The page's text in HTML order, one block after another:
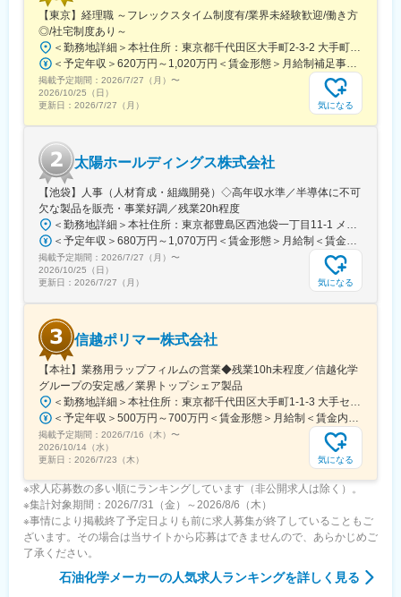
・事業内容：商品・サービス・ネットワークを通じたソリューシ
ョンビジネス開発・展開、自動車タイヤ・チューブ・フラップの
販売、自動車関連部品及び用品の販売
・勤務地：
東京都小平市小川東町三丁目1番1号 B-Trinityビル
北海道札幌市中央区南7条西1丁目21番1号 第3弘安ビル 3階
宮城県仙台市宮城野区榴岡4-6-1東武仙台第1ビル7F
大阪府大阪市西区北堀江三丁目12番23号 三木産業ビル6階
広島県広島市中区鉄砲町7番18号 東芝フコク生命ビル(10F)
福岡県福岡市博多区上牟田1-1-23
変更の範囲：会社の定める業務
【東京】経理職 ～フレックスタイム制度有/業界未経験歓迎/働き方
◎/社宅制度あり～
＜勤務地詳細＞本社住所：東京都千代田区大手町2-3-2 大手町プレイスイーストタワー10F勤務地最寄駅：地下鉄線／大手町駅受動喫煙対策：屋内喫煙可能場所あり変更の範囲：会社の定める事業所（リモートワーク含む）
＜予定年収＞620万円～1,020万円＜賃金形態＞月給制補足事項なし＜賃金内訳＞月額（基本給）：302,800円～428,000円その他固定手当/月：28,766円～40,660円＜月給＞331,566円～468,660円＜昇給有無＞有＜残業手当＞有＜給与補足＞■年収は前職・経験を考慮し当社規程に準じ決定■年収例：30歳/730万円（配偶者扶養）、35歳/920万円（配偶者・子ども1人扶養、持ち家）■賞与は業績連動のため毎年変動の可能性有（3.5～8.0ヶ月）賃金はあくまでも目安の金額であり、選考を通じて上下する可能性があります。月給(月額)は固定手当を含めた表記です。
掲載予定期間： 2026/7/27（月） 〜
2026/10/25（日）
更新日： 2026/7/27（月） 気になる
太陽ホールディングス株式会社
【池袋】人事（人材育成・組織開発）◇高年収水準／半導体に不可
欠な製品を販売・事業好調／残業20h程度
＜勤務地詳細＞本社住所：東京都豊島区西池袋一丁目11-1 メトロポリタンプラザビル16F勤務地最寄駅：各線／池袋駅受動喫煙対策：屋内全面禁煙変更の範囲：会社の定める事業所（リモートワーク含む）
＜予定年収＞680万円～1,070万円＜賃金形態＞月給制＜賃金内訳＞月額（基本給）：335,000円～530,000円＜月給＞335,000円～530,000円＜昇給有無＞有＜残業手当＞有＜給与補足＞※年収概算には想定残業時間20時間分を含む・2025年度 全社平均残業時間：20時間・残業代全額支給（管理監督職については対象外)・賞与6か月分（2025年度実績）賃金はあくまでも目安の金額であり、選考を通じて上下する可能性があります。月給(月額)は固定手当を含めた表記です。
掲載予定期間： 2026/7/27（月） 〜
2026/10/25（日）
更新日： 2026/7/27（月） 気になる
信越ポリマー株式会社
【本社】業務用ラップフィルムの営業◆残業10h未程度／信越化学
グループの安定感／業界トップシェア製品
＜勤務地詳細＞本社住所：東京都千代田区大手町1-1-3 大手センタービル勤務地最寄駅：JR線／神田駅受動喫煙対策：屋内全面禁煙
＜予定年収＞500万円～700万円＜賃金形態＞月給制＜賃金内訳＞月額（基本給）：300,000円～450,000円＜月給＞300,000円～450,000円＜昇給有無＞有＜残業手当＞有＜給与補足＞※前給考慮のうえ、応相談し決定します。賃金はあくまでも目安の金額であり、選考を通じて上下する可能性があります。月給(月額)は固定手当を含めた表記です。
掲載予定期間： 2026/7/16（木） 〜
2026/10/14（水）
更新日： 2026/7/23（木） 気になる
※求人応募数の多い順にランキングしています（非公開求人は除く）。
※集計対象期間：2026/7/31（金）～2026/8/6（木）
※事情により掲載終了予定日よりも前に求人募集が終了していることもご
ざいます。その場合は当サイトから応募はできませんので、あらかじめご
了承ください。
石油化学メーカーの人気求人ランキングを詳しく見る